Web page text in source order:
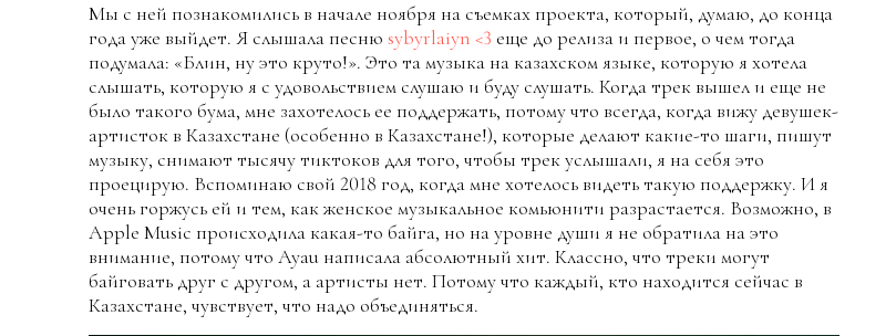
Мы с ней познакомились в начале ноября на съемках проекта, который, думаю, до конца
года уже выйдет. Я слышала песню sybyrlaiyn <3 еще до релиза и первое, о чем тогда
подумала: «Блин, ну это круто!». Это та музыка на казахском языке, которую я хотела
слышать, которую я с удовольствием слушаю и буду слушать. Когда трек вышел и еще не
было такого бума, мне захотелось ее поддержать, потому что всегда, когда вижу девушек-
артисток в Казахстане (особенно в Казахстане!), которые делают какие-то шаги, пишут
музыку, снимают тысячу тиктоков для того, чтобы трек услышали, я на себя это
проецирую. Вспоминаю свой 2018 год, когда мне хотелось видеть такую поддержку. И я
очень горжусь ей и тем, как женское музыкальное комьюнити разрастается. Возможно, в
Apple Music происходила какая-то байга, но на уровне души я не обратила на это
внимание, потому что Ayau написала абсолютный хит. Классно, что треки могут
байговать друг с другом, а артисты нет. Потому что каждый, кто находится сейчас в
Казахстане, чувствует, что надо объединяться.